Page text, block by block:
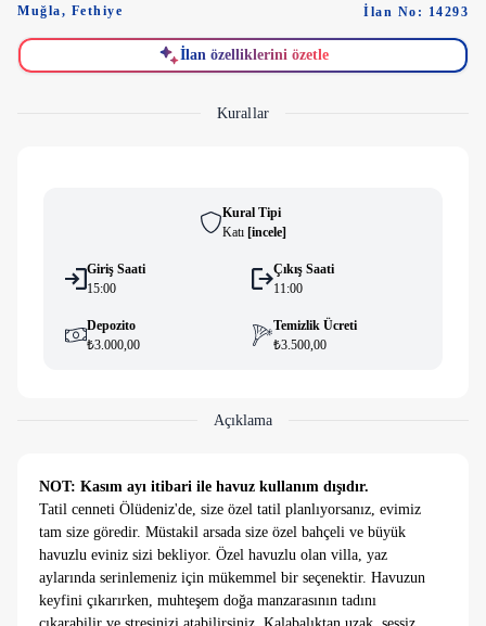
Muğla, Fethiye İlan No: 14293
İlan özelliklerini özetle
Kurallar
Kural Tipi
Katı [i̇ncele]
Giriş Saati
15:00
Çıkış Saati
11:00
Depozito
₺3.000,00
Temizlik Ücreti
₺3.500,00
Açıklama
NOT: Kasım ayı itibari ile havuz kullanım dışıdır.
Tatil cenneti Ölüdeniz'de, size özel tatil planlıyorsanız, evimiz
tam size göredir. Müstakil arsada size özel bahçeli ve büyük
havuzlu eviniz sizi bekliyor. Özel havuzlu olan villa, yaz
aylarında serinlemeniz için mükemmel bir seçenektir. Havuzun
keyfini çıkarırken, muhteşem doğa manzarasının tadını